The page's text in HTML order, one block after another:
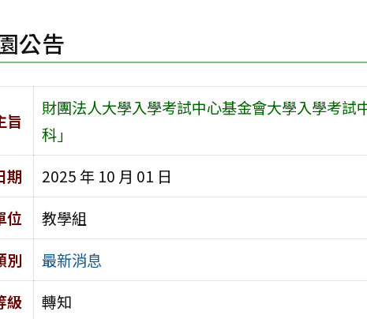
公告
旨
財團法人大學入學考試中心基金會大學入學考
科」
期
2025 年 10 月 01 日
位
教學組
別
最新消息
級
轉知